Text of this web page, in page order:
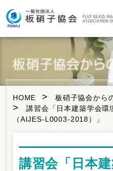
HOME
板硝子協会から
講習会「日本建築学会環
（AIJES-L0003-2018）」
講習会「日本